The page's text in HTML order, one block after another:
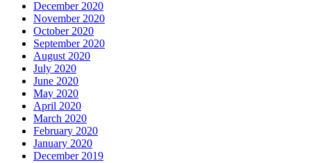
December 2020
November 2020
October 2020
September 2020
August 2020
July 2020
June 2020
May 2020
April 2020
March 2020
February 2020
January 2020
December 2019